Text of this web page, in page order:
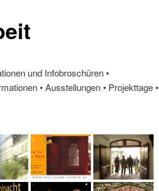
und Infobroschüren •
• Ausstellungen • Projekttage •